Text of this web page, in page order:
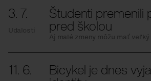
3. 7.
Udalosti
Študenti premenili
pred školou
Aj malé zmeny môžu mať veľký
11. 6. Bicykel je dnes